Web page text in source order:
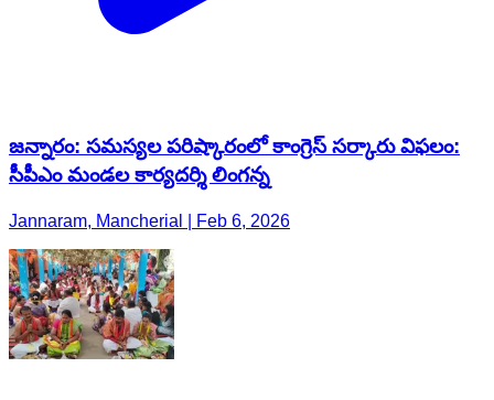
జన్నారం: సమస్యల పరిష్కారంలో కాంగ్రెస్ సర్కారు విఫలం:
సీపీఎం మండల కార్యదర్శి లింగన్న
Jannaram, Mancherial | Feb 6, 2026